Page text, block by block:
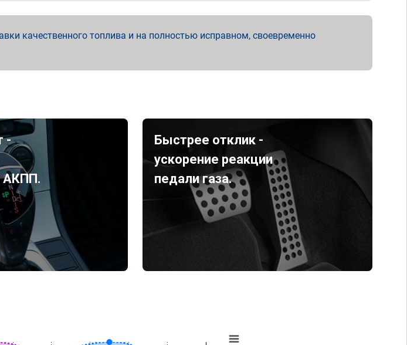
качественного топлива и на полностью исправном, своевременно
-
АКПП.
Быстрее отклик -
ускорение реакции
педали газа.